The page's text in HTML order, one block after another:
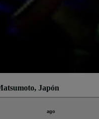
Japón
ago